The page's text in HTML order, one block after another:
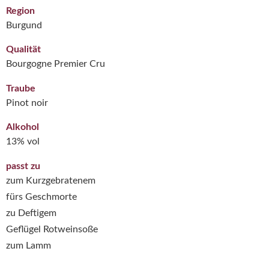
Region
Burgund
Qualität
Bourgogne Premier Cru
Traube
Pinot noir
Alkohol
13% vol
passt zu
zum Kurzgebratenem
fürs Geschmorte
zu Deftigem
Geflügel Rotweinsoße
zum Lamm